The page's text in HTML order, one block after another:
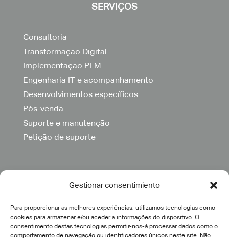
Gestionar consentimiento
Para proporcionar as melhores experiências, utilizamos tecnologias como
cookies para armazenar e/ou aceder a informações do dispositivo. O
consentimento destas tecnologias permitir-nos-á processar dados como o
comportamento de navegação ou identificadores únicos neste site. Não
SERVIÇOS
Consultoria
Transformação Digital
Implementação PLM
Engenharia IT e acompanhamento
Desenvolvimentos específicos
Pós-venda
Suporte e manutenção
Petição de suporte